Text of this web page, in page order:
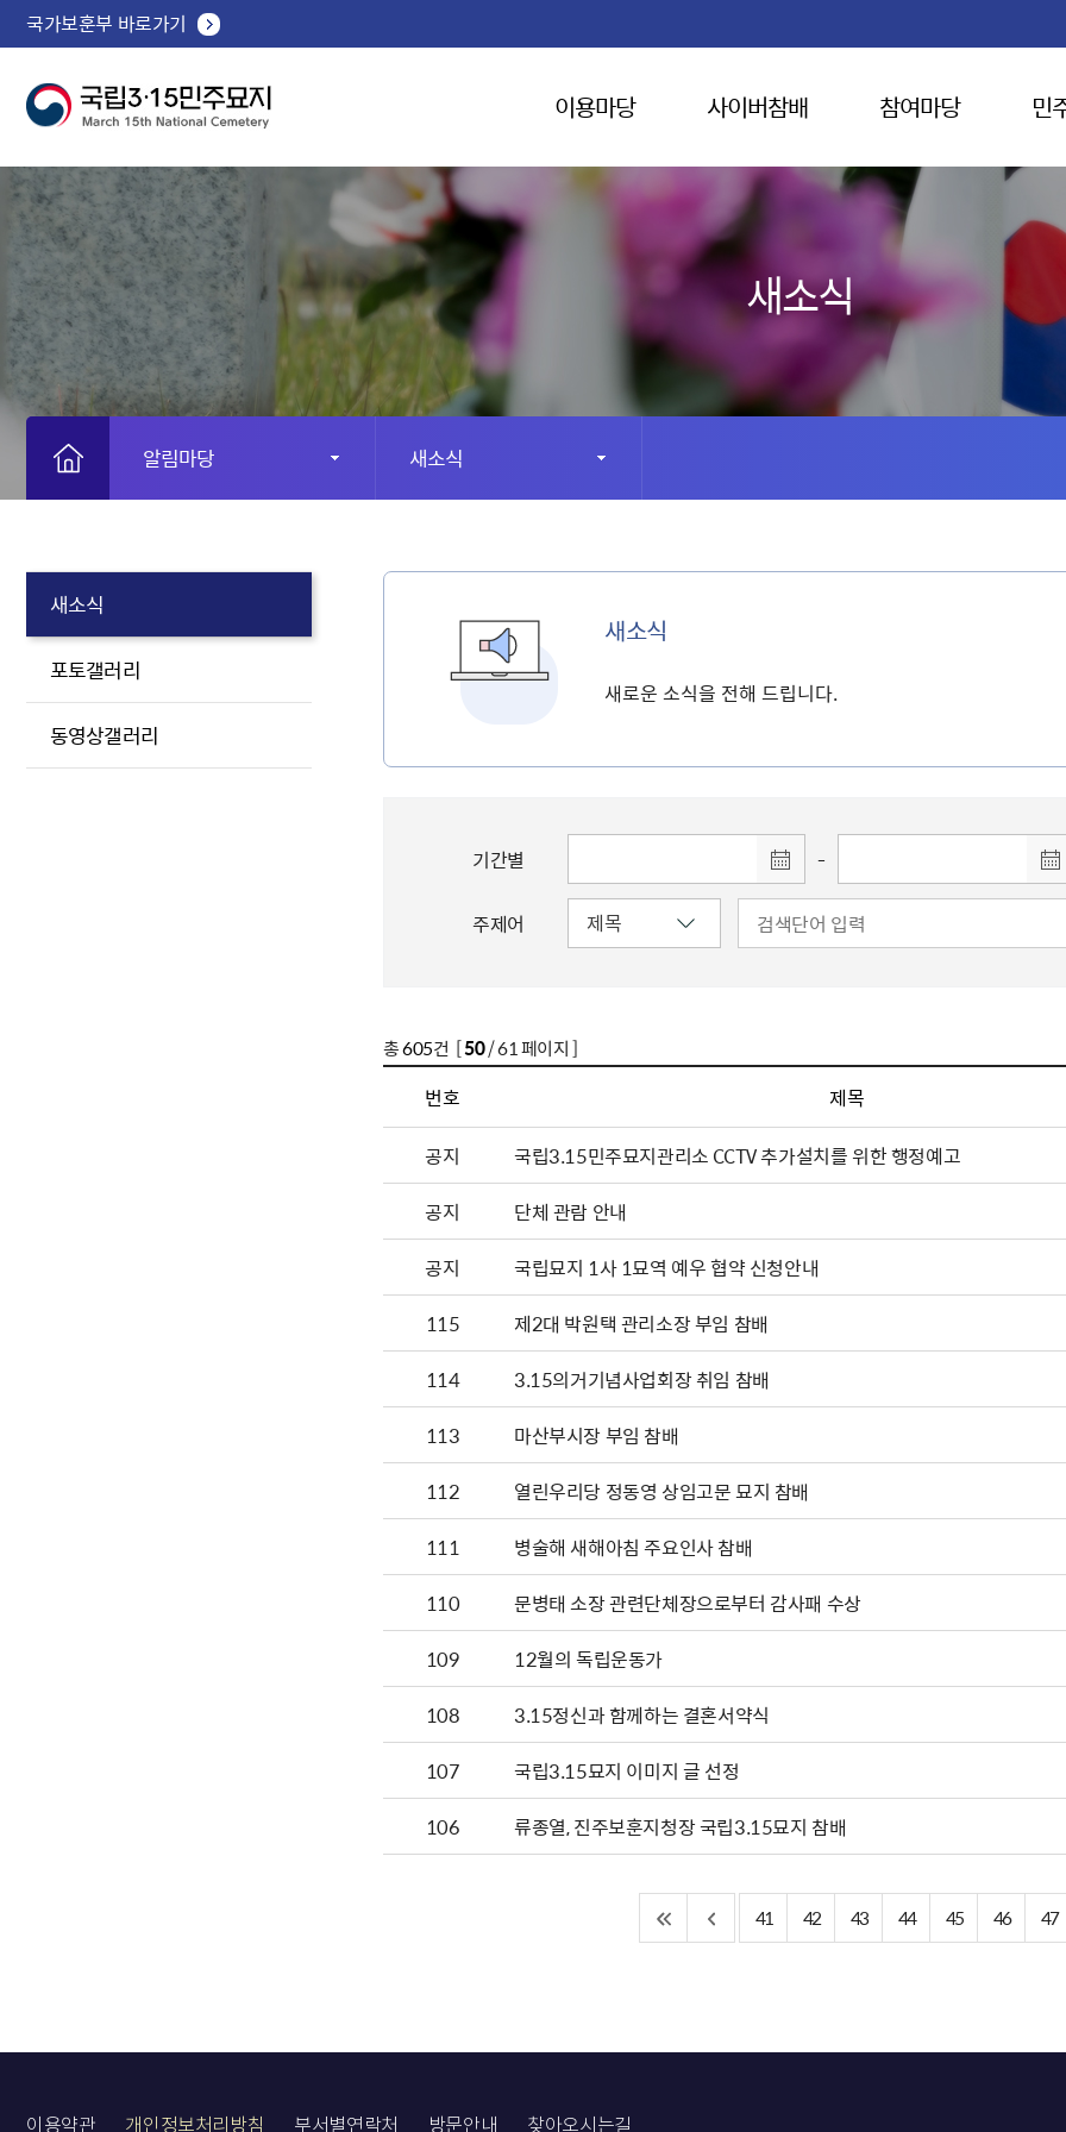
국가보훈부 바로가기
이용마당 사이버참배 참여마당 민
새소식
알림마당 새소식
새소식
포토갤러리
동영상갤러리
새소식
새로운 소식을 전해 드립니다.
기간별 -
주제어
총605건 [50/ 61 페이지 ]
번호 제목
공지
국립3.15민주묘지관리소 CCTV 추가설치를 위한 행정예고
공지
단체 관람 안내
공지
국립묘지 1사 1묘역 예우 협약 신청안내
115
제2대 박원택 관리소장 부임 참배
114
3.15의거기념사업회장 취임 참배
113
마산부시장 부임 참배
112
열린우리당 정동영 상임고문 묘지 참배
111
병술해 새해아침 주요인사 참배
110
문병태 소장 관련단체장으로부터 감사패 수상
109
12월의 독립운동가
108
3.15정신과 함께하는 결혼서약식
107
국립3.15묘지 이미지 글 선정
106
류종열, 진주보훈지청장 국립3.15묘지 참배
41 42 43 44 45 46 47
이용약관 개인정보처리방침 부서별연락처 방문안내 찾아오시는길